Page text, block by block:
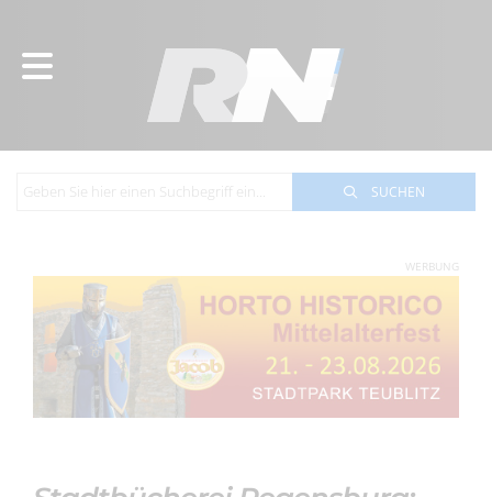
SUCHEN
WERBUNG